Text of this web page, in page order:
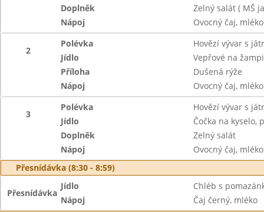
Doplněk
Zelný salát ( MŠ
Nápoj
Ovocný čaj, mléko
2
Polévka
Hovězí vývar s
Jídlo
Vepřové na
Příloha
Dušená rýže
Nápoj
Ovocný čaj, mléko
3
Polévka
Hovězí vývar s
Jídlo
Čočka na kyselo,
Doplněk
Zelný salát
Nápoj
Ovocný čaj, mléko
Přesnídávka (8:30 - 8:59)
Přesnídávka
Jídlo
Chléb s
Nápoj
Čaj černý, mléko